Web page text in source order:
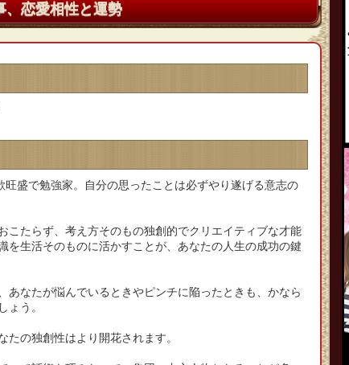
、恋愛相性と運勢
盛で勉強家。自分の思ったことは必ずやり遂げる意志の
こたらず、考え方そのもの独創的でクリエイティブな才能
を生活そのものに活かすことが、あなたの人生の成功の鍵
あなたが悩んでいるときやピンチに陥ったときも、かなら
ょう。
たの独創性はより開花されます。